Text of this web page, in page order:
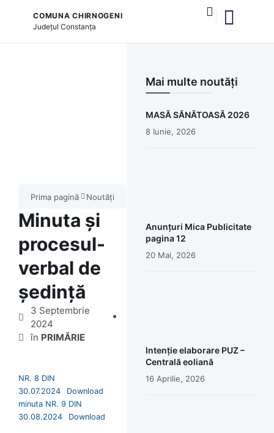
COMUNA CHIRNOGENI
JudețulConstanța
Prima pagină Noutăți
Minuta și
procesul-
verbal de
ședință
3 Septembrie
2024
în PRIMĂRIE
NR. 8 DIN
30.07.2024
Download
minuta NR. 9 DIN
30.08.2024
Download
Mai multe noutăți
MASĂ SĂNĂTOASĂ 2026
8 Iunie, 2026
Anunțuri Mica Publicitate
pagina 12
20 Mai, 2026
Intenție elaborare PUZ –
Centrală eoliană
16 Aprilie, 2026